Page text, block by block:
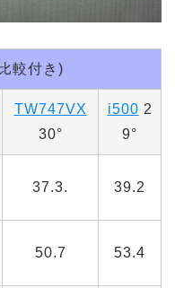
較付き)
TW747VX
30°
i500 2
9°
37.3. 39.2
50.7 53.4